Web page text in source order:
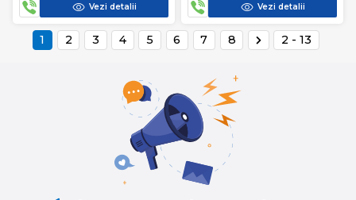
Vezi detalii Vezi detalii
1 2 3 4 5 6 7 8 2 - 13